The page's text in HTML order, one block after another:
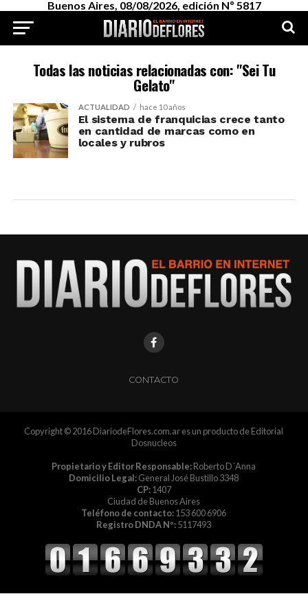
Buenos Aires, 08/08/2026, edición Nº 5817
Todas las noticias relacionadas con: "Sei Tu
Gelato"
ACTUALIDAD hace 10 años
El sistema de franquicias crece tanto
en cantidad de marcas como en
locales y rubros
CONTACTO
Copyright © 2016 DiariodeFlores.com.ar es un producto de Editorial
Dosnucleos
Propietario y Editor Responsable:Roberto D´Anna
Domicilio Legal:General José Bustillo 3348
CP:1407
Ciudad de Buenos Aires
Teléfono de contacto:153 600 6906
Registro DNDA Nº:5117493